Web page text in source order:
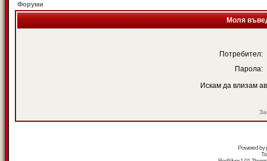
Форуми
Моля
Потребител:
Парола:
Искам да влизам
Powered by